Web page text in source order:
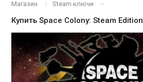
Магазин Steam ключи
КупитьSpace Colony: Steam Edition